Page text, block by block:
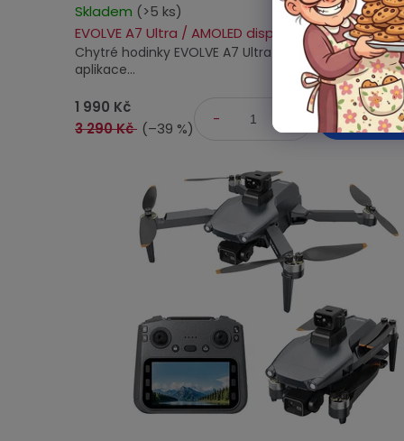
EVOLVE A7 Ultra / AMOLED displej / duální GPS /
hodnocení
produktu
je
4,9
z
5
Skladem (>5 ks)
1 990 Kč
3 290 Kč (–39 %)
DO
Chytré hodinky EVOLVE A7 Ultra s elegantním
aplikace...